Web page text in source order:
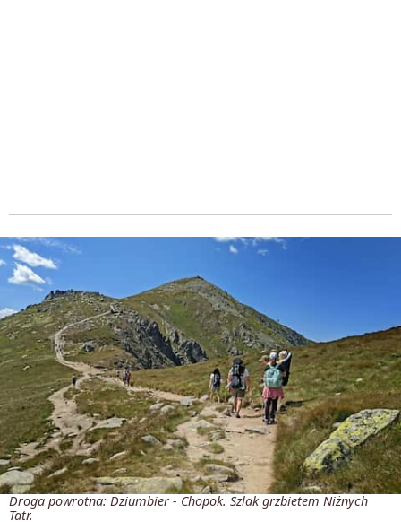
Droga powrotna: Dziumbier - Chopok. Szlak grzbietem Niżnych
Tatr.